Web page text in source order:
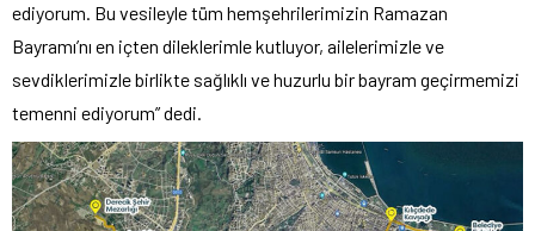
ediyorum. Bu vesileyle tüm hemşehrilerimizin Ramazan
Bayramı’nı en içten dileklerimle kutluyor, ailelerimizle ve
sevdiklerimizle birlikte sağlıklı ve huzurlu bir bayram geçirmemizi
temenni ediyorum” dedi.